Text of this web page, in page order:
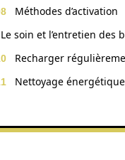
Méthodes d’activation
Le soin et l’entretien des
Recharger
Nettoyage énergétique